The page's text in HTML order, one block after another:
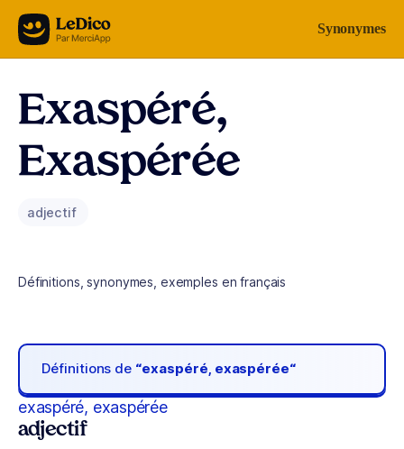
Aller au contenu Synonymes
Exaspéré,
Exaspérée
adjectif
Définitions, synonymes, exemples en français
Définitions de “exaspéré, exaspérée“
exaspéré, exaspérée
adjectif